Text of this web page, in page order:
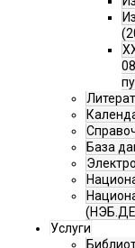
База
Услуги